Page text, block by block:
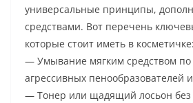
универсальные принципы,
средствами. Вот перечень
которые стоит иметь в косметичке:
— Умывание мягким средством по
агрессивных пенообразователей
— Тонер или щадящий лосьон без